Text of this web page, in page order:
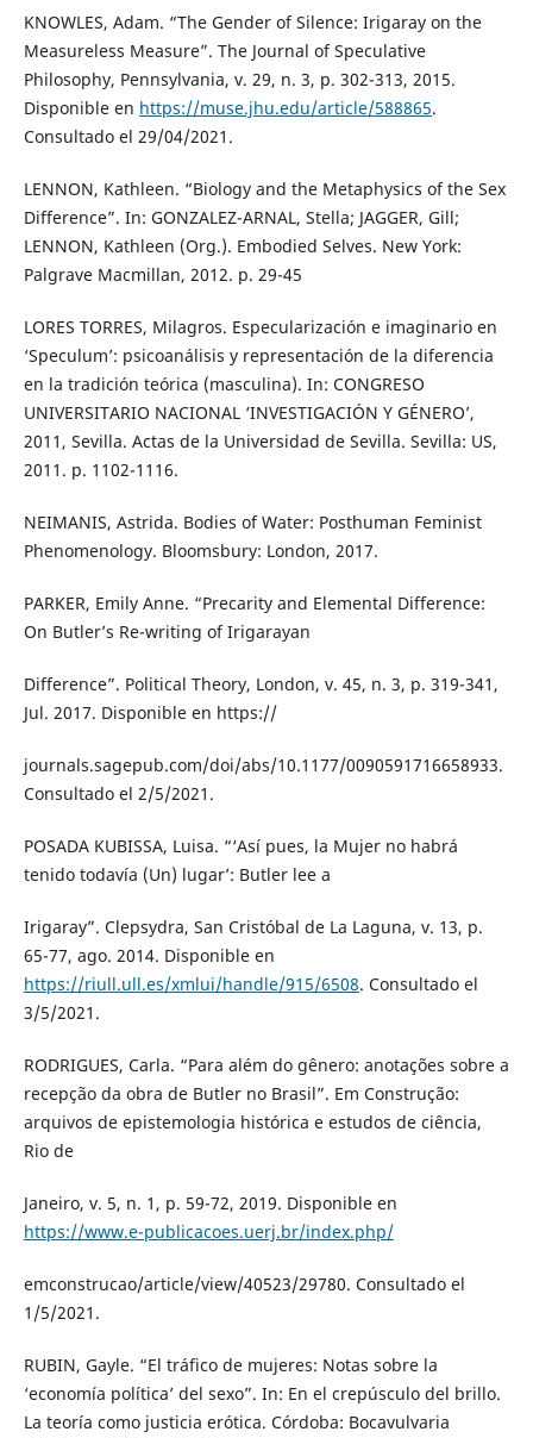
KNOWLES, Adam. “The Gender of Silence: Irigaray on the
Measureless Measure”. The Journal of Speculative
Philosophy, Pennsylvania, v. 29, n. 3, p. 302-313, 2015.
Disponible en https://muse.jhu.edu/article/588865.
Consultado el 29/04/2021.
LENNON, Kathleen. “Biology and the Metaphysics of the Sex
Difference”. In: GONZALEZ-ARNAL, Stella; JAGGER, Gill;
LENNON, Kathleen (Org.). Embodied Selves. New York:
Palgrave Macmillan, 2012. p. 29-45
LORES TORRES, Milagros. Especularización e imaginario en
‘Speculum’: psicoanálisis y representación de la diferencia
en la tradición teórica (masculina). In: CONGRESO
UNIVERSITARIO NACIONAL ‘INVESTIGACIÓN Y GÉNERO’,
2011, Sevilla. Actas de la Universidad de Sevilla. Sevilla: US,
2011. p. 1102-1116.
NEIMANIS, Astrida. Bodies of Water: Posthuman Feminist
Phenomenology. Bloomsbury: London, 2017.
PARKER, Emily Anne. “Precarity and Elemental Difference:
On Butler’s Re-writing of Irigarayan
Difference”. Political Theory, London, v. 45, n. 3, p. 319-341,
Jul. 2017. Disponible en https://
journals.sagepub.com/doi/abs/10.1177/0090591716658933.
Consultado el 2/5/2021.
POSADA KUBISSA, Luisa. “‘Así pues, la Mujer no habrá
tenido todavía (Un) lugar’: Butler lee a
Irigaray”. Clepsydra, San Cristóbal de La Laguna, v. 13, p.
65-77, ago. 2014. Disponible en
https://riull.ull.es/xmlui/handle/915/6508. Consultado el
3/5/2021.
RODRIGUES, Carla. “Para além do gênero: anotações sobre a
recepção da obra de Butler no Brasil”. Em Construção:
arquivos de epistemologia histórica e estudos de ciência,
Rio de
Janeiro, v. 5, n. 1, p. 59-72, 2019. Disponible en
https://www.e-publicacoes.uerj.br/index.php/
emconstrucao/article/view/40523/29780. Consultado el
1/5/2021.
RUBIN, Gayle. “El tráfico de mujeres: Notas sobre la
‘economía política’ del sexo”. In: En el crepúsculo del brillo.
La teoría como justicia erótica. Córdoba: Bocavulvaria